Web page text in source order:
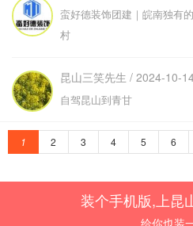
蛮好德装饰团建｜皖南独有
村
昆山三笑先生 / 2024-10-
自驾昆山到青甘
1 2 3 4 5 6
装个手机版,上昆
给你也装